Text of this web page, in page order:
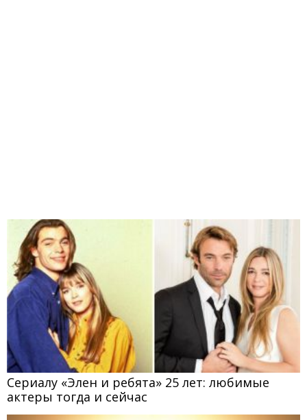
Сериалу «Элен и ребята» 25 лет: любимые
актеры тогда и сейчас